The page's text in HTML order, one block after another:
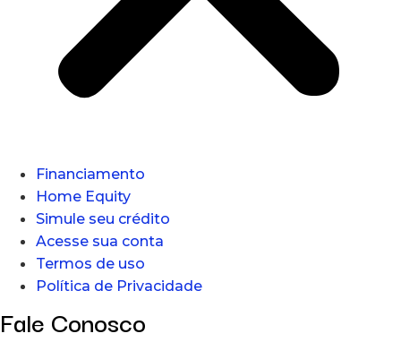
Financiamento
Home Equity
Simule seu crédito
Acesse sua conta
Termos de uso
Política de Privacidade
Fale Conosco